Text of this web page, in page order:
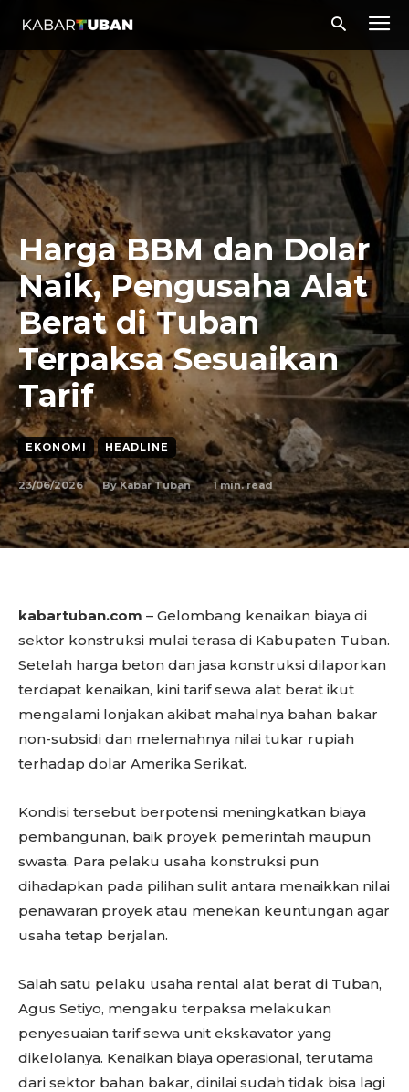
Harga BBM dan Dolar
Naik, Pengusaha Alat
Berat di Tuban
Terpaksa Sesuaikan
Tarif
EKONOMI HEADLINE
23/06/2026 By Kabar Tuban 1min. read
kabartuban.com – Gelombang kenaikan biaya di
sektor konstruksi mulai terasa di Kabupaten Tuban.
Setelah harga beton dan jasa konstruksi dilaporkan
terdapat kenaikan, kini tarif sewa alat berat ikut
mengalami lonjakan akibat mahalnya bahan bakar
non-subsidi dan melemahnya nilai tukar rupiah
terhadap dolar Amerika Serikat.
Kondisi tersebut berpotensi meningkatkan biaya
pembangunan, baik proyek pemerintah maupun
swasta. Para pelaku usaha konstruksi pun
dihadapkan pada pilihan sulit antara menaikkan nilai
penawaran proyek atau menekan keuntungan agar
usaha tetap berjalan.
Salah satu pelaku usaha rental alat berat di Tuban,
Agus Setiyo, mengaku terpaksa melakukan
penyesuaian tarif sewa unit ekskavator yang
dikelolanya. Kenaikan biaya operasional, terutama
dari sektor bahan bakar, dinilai sudah tidak bisa lagi